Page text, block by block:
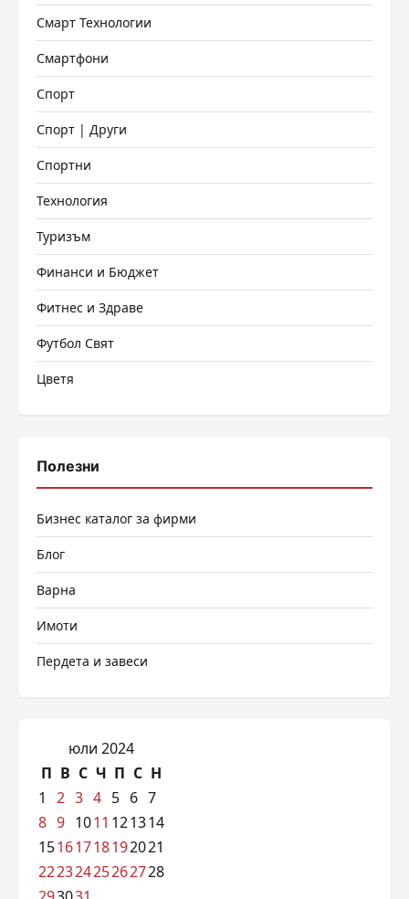
Смарт Технологии
Смартфони
Спорт
Спорт | Други
Спортни
Технология
Туризъм
Финанси и Бюджет
Фитнес и Здраве
Футбол Свят
Цветя
Полезни
Бизнес каталог за фирми
Блог
Варна
Имоти
Пердета и завеси
юли 2024
П В С Ч П С Н
1
2 3 4 5 6 7
8 9 1011 121314
15161718192021
22232425262728